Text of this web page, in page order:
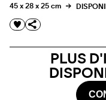
45 x 28 x 25 cm
PLUS